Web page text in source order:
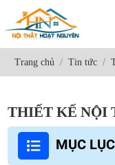
Trang chủ Tin tức
THIẾT KẾ NỘI
MỤC LỤC